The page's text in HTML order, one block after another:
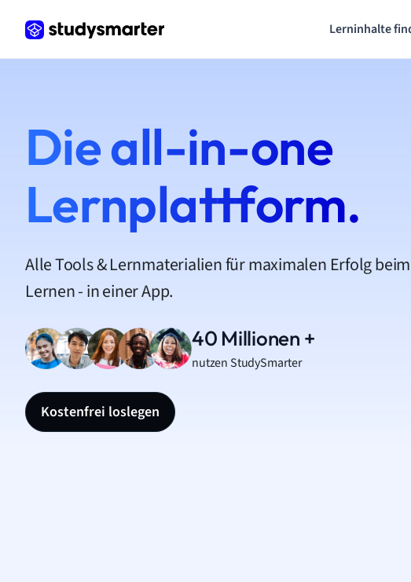
Lerninhalte
Die all-in-one
Lernplattform.
Alle Tools & Lernmaterialien für maximalen Erfolg beim
Lernen - in einer App.
40 Millionen +
nutzen StudySmarter
Kostenfrei loslegen